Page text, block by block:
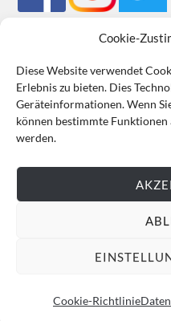
Cookie-
Diese Website verwendet
Erlebnis zu bieten. Dies
Geräteinformationen. Wenn
können bestimmte
werden.
Cookie-Richtlinie
Impressum Datenschutz